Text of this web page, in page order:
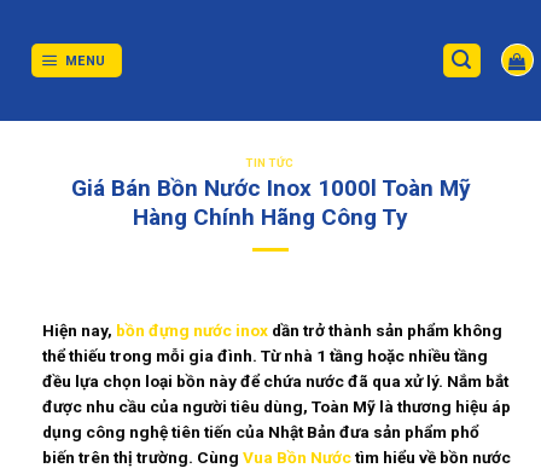
content
MENU
TIN TỨC
Giá Bán Bồn Nước Inox 1000l Toàn Mỹ
Hàng Chính Hãng Công Ty
Hiện nay, bồn đựng nước inox dần trở thành sản phẩm không
thể thiếu trong mỗi gia đình. Từ nhà 1 tầng hoặc nhiều tầng
đều lựa chọn loại bồn này để chứa nước đã qua xử lý. Nắm bắt
được nhu cầu của người tiêu dùng, Toàn Mỹ là thương hiệu áp
dụng công nghệ tiên tiến của Nhật Bản đưa sản phẩm phổ
biến trên thị trường. Cùng Vua Bồn Nướctìm hiểu về bồn nước